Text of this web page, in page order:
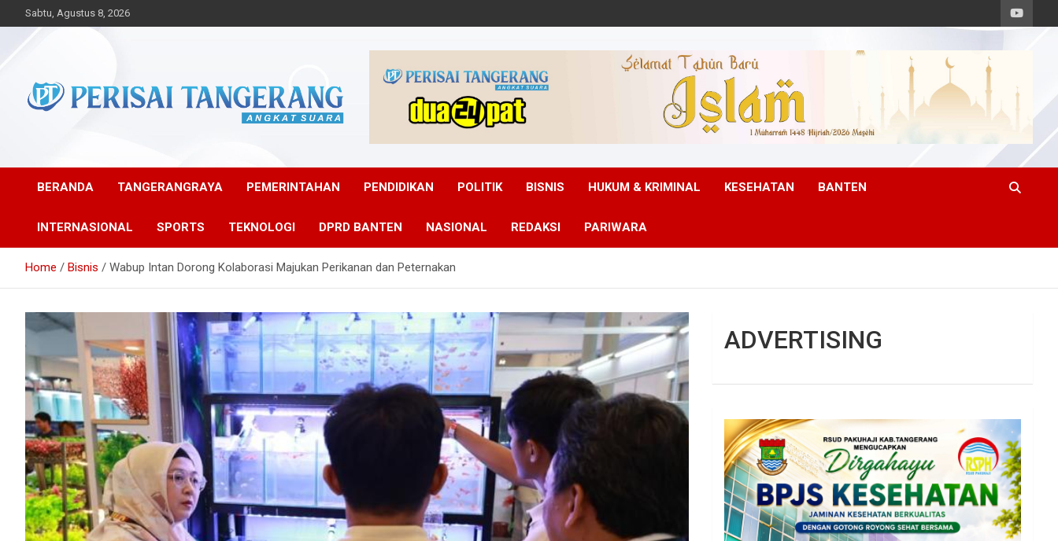
to
Sabtu, Agustus 8, 2026
Angkat Suara
BERANDA TANGERANGRAYA PEMERINTAHAN PENDIDIKAN POLITIK BISNIS HUKUM & KRIMINAL KESEHATAN BANTEN
INTERNASIONAL SPORTS TEKNOLOGI DPRD BANTEN NASIONAL REDAKSI PARIWARA
Home Bisnis Wabup Intan Dorong Kolaborasi Majukan Perikanan dan Peternakan
ADVERTISING